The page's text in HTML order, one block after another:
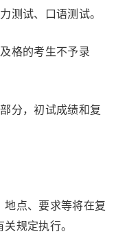
测试、口语测试。
格的考生不予录
分，初试成绩和复
地点、要求等将在复
规定执行。